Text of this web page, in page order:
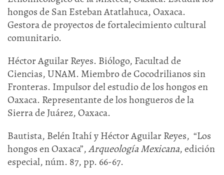
hongos de San Esteban Atatlahuca, Oaxaca.
Gestora de proyectos de fortalecimiento cultural
comunitario.
Héctor Aguilar Reyes. Biólogo, Facultad de
Ciencias, UNAM. Miembro de Cocodrilianos sin
Fronteras. Impulsor del estudio de los hongos en
Oaxaca. Representante de los hongueros de la
Sierra de Juárez, Oaxaca.
Bautista, Belén Itahí y Héctor Aguilar Reyes, “Los
hongos en Oaxaca”,Arqueología Mexicana, edición
especial, núm. 87, pp. 66-67.